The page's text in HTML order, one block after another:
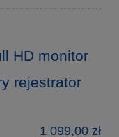
HD monitor
rejestrator
1 099,00 zł